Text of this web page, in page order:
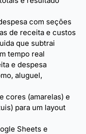
com seções
de receita e custos
que subtrai
tempo real
e despesa
aluguel,
cores (amarelas) e
para um layout
Sheets e